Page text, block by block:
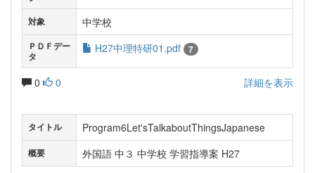
対象 中学校
ＰＤＦデー
タ
H27中理特研01.pdf 7
0 0 詳細を表示
タイトル Program6Let'sTalkaboutThingsJapanese
概要 外国語 中３ 中学校 学習指導案 H27